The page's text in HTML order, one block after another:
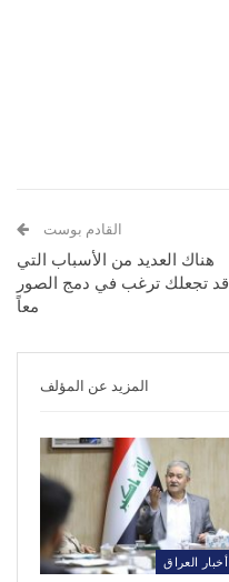
القادم بوست
هناك العديد من الأسباب التي
قد تجعلك ترغب في دمج الصور
معاً
المزيد عن المؤلف
أخبار العراق